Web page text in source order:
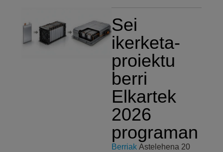
Sei
ikerketa-
proiektu
berri
Elkartek
2026
programan
Berriak Astelehena 20